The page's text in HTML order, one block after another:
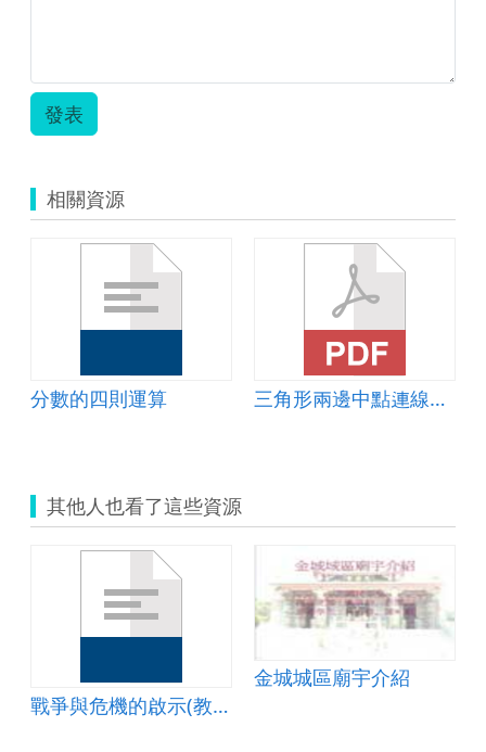
發表
相關資源
分數的四則運算 三角形兩邊中點連線定理的教案
其他人也看了這些資源
戰爭與危機的啟示(教案)
金城城區廟宇介紹